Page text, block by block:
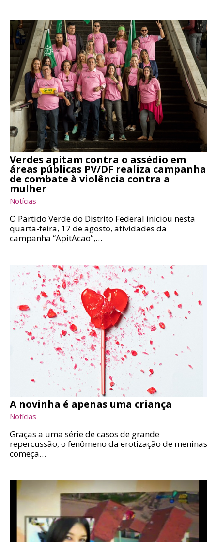
Verdes apitam contra o assédio em
áreas públicas PV/DF realiza campanha
de combate à violência contra a
mulher
Notícias
O Partido Verde do Distrito Federal iniciou nesta
quarta-feira, 17 de agosto, atividades da
campanha “ApitAcao”,…
A novinha é apenas uma criança
Notícias
Graças a uma série de casos de grande
repercussão, o fenômeno da erotização de meninas
começa…